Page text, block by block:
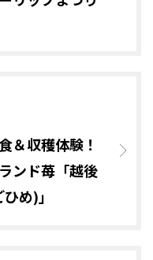
＆収穫体験！
ンド苺「越後
め)」